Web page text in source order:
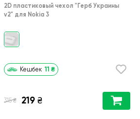
2D пластиковый чехол "Герб Украины
v2" для Nokia 3
Кешбек 11 ₴
315 ₴ 219 ₴